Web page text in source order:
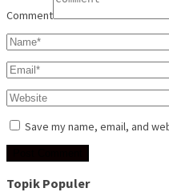
Comment
Save my name, email, and
Topik Populer